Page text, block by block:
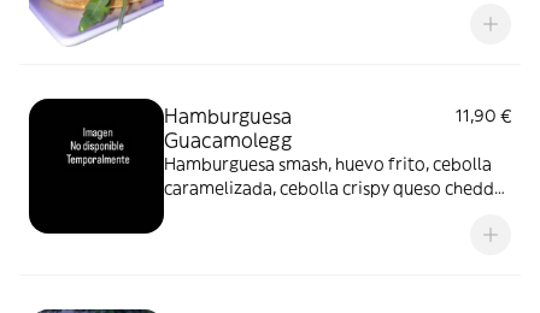
Hamburguesa
Guacamolegg
11,90 €
Hamburguesa smash, huevo frito, cebolla
caramelizada, cebolla crispy queso cheddar